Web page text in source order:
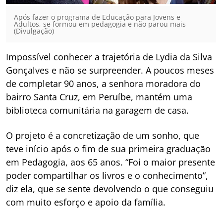
Após fazer o programa de Educação para Jovens e
Adultos, se formou em pedagogia e não parou mais
(Divulgação)
Impossível conhecer a trajetória de Lydia da Silva
Gonçalves e não se surpreender. A poucos meses
de completar 90 anos, a senhora moradora do
bairro Santa Cruz, em Peruíbe, mantém uma
biblioteca comunitária na garagem de casa.
O projeto é a concretização de um sonho, que
teve início após o fim de sua primeira graduação
em Pedagogia, aos 65 anos. “Foi o maior presente
poder compartilhar os livros e o conhecimento”,
diz ela, que se sente devolvendo o que conseguiu
com muito esforço e apoio da família.